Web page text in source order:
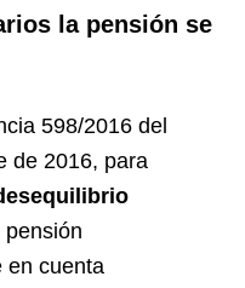
la pensión se
598/2016 del
de 2016, para
en cuenta